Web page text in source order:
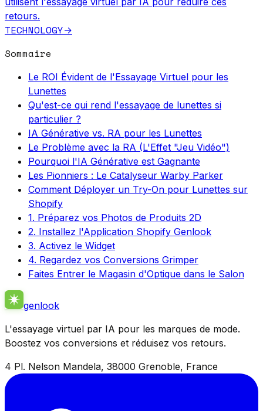
retours.
TECHNOLOGY→
Sommaire
Le ROI Évident de l'Essayage Virtuel pour les
Lunettes
Qu'est-ce qui rend l'essayage de lunettes si
particulier ?
IA Générative vs. RA pour les Lunettes
Le Problème avec la RA (L'Effet "Jeu Vidéo")
Pourquoi l'IA Générative est Gagnante
Les Pionniers : Le Catalyseur Warby Parker
Comment Déployer un Try-On pour Lunettes sur
Shopify
1. Préparez vos Photos de Produits 2D
2. Installez l'Application Shopify Genlook
3. Activez le Widget
4. Regardez vos Conversions Grimper
Faites Entrer le Magasin d'Optique dans le Salon
genlook
L'essayage virtuel par IA pour les marques de mode.
Boostez vos conversions et réduisez vos retours.
4 Pl. Nelson Mandela, 38000 Grenoble, France